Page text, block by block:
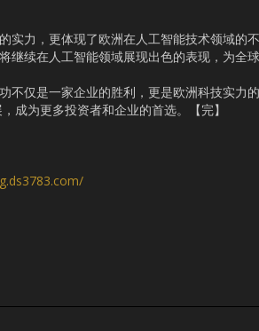
实力，更体现了欧洲在人工智能技术领域的
继续在人工智能领域展现出色的表现，为全
不仅是一家企业的胜利，更是欧洲科技实力
成为更多投资者和企业的首选。【完】